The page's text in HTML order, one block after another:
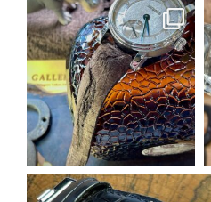
earnest_by_castplanning
5月 16